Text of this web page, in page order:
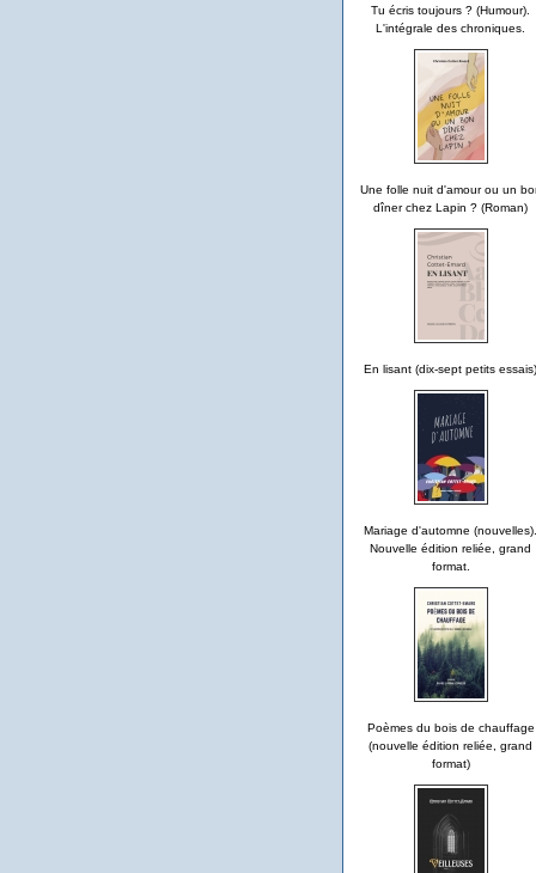
Tu écris toujours ? (Humour).
L'intégrale des chroniques.
Une folle nuit d'amour ou un
dîner chez Lapin ? (Roman)
En lisant (dix-sept petits essais)
Mariage d'automne (nouvelles).
Nouvelle édition reliée, grand
format.
Poèmes du bois de chauffage
(nouvelle édition reliée, grand
format)